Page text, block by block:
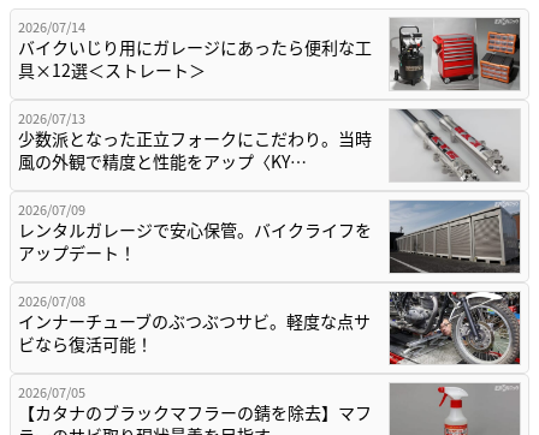
2026/07/14
バイクいじり用にガレージにあったら便利な工
具×12選＜ストレート＞
2026/07/13
少数派となった正立フォークにこだわり。当時
風の外観で精度と性能をアップ〈KY…
2026/07/09
レンタルガレージで安心保管。バイクライフを
アップデート！
2026/07/08
インナーチューブのぶつぶつサビ。軽度な点サ
ビなら復活可能！
2026/07/05
【カタナのブラックマフラーの錆を除去】マフ